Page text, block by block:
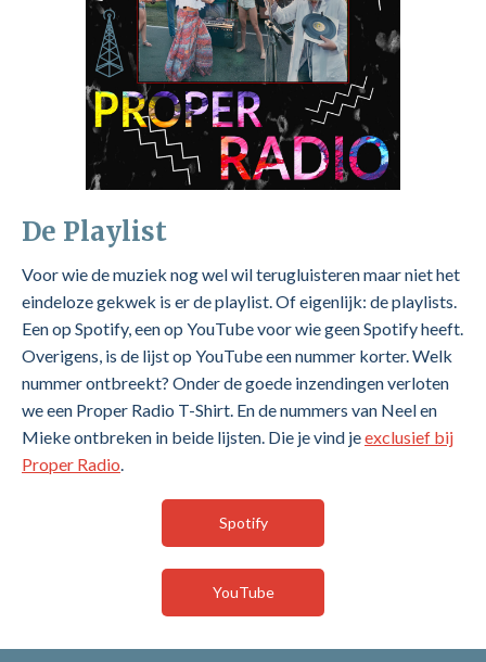
De Playlist
Voor wie de muziek nog wel wil terugluisteren maar niet het
eindeloze gekwek is er de playlist. Of eigenlijk: de playlists.
Een op Spotify, een op YouTube voor wie geen Spotify heeft.
Overigens, is de lijst op YouTube een nummer korter. Welk
nummer ontbreekt? Onder de goede inzendingen verloten
we een Proper Radio T-Shirt. En de nummers van Neel en
Mieke ontbreken in beide lijsten. Die je vind jeexclusief bij
Proper Radio.
Spotify
YouTube